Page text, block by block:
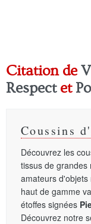
Citation de
Respectet
Coussins
Découvrez les
tissus de grandes
amateurs
haut de gamme
étoffes signées
Découvrez notre